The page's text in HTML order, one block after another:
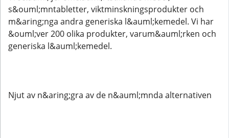
s&ouml;mntabletter, viktminskningsprodukter och
m&aring;nga andra generiska l&auml;kemedel. Vi har
&ouml;ver 200 olika produkter, varum&auml;rken och
generiska l&auml;kemedel.
Njut av n&aring;gra av de n&auml;mnda alternativen